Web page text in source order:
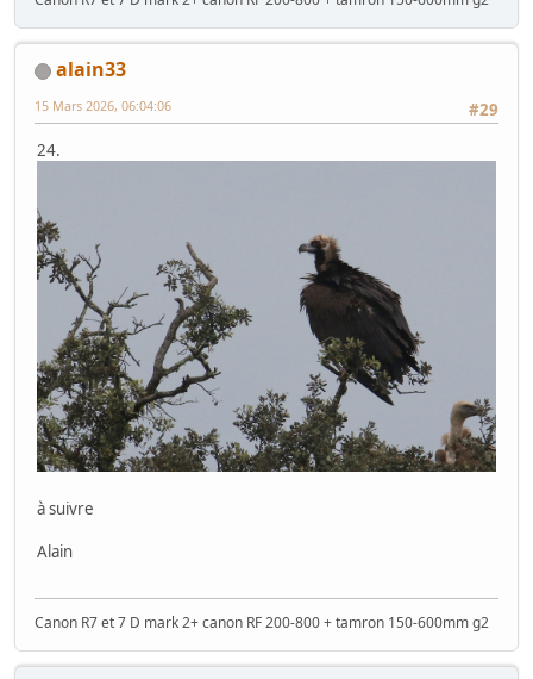
alain33
#29
15 Mars 2026, 06:04:06
24.
à suivre
Alain
Canon R7 et 7 D mark 2+ canon RF 200-800 + tamron 150-600mm g2